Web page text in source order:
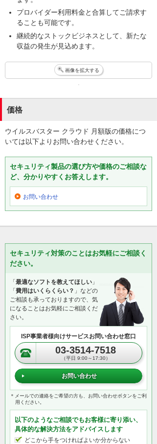
プロバイダー利用料金と合算してご請求す
ることも可能です。
継続的なストックビジネスとして、新たな
収益の発生が見込めます。
画像を拡大する
価格
ウイルスバスター クラウド 月額版の価格につ
いては以下よりお問い合わせください。
セキュリティ製品の選び方や価格のご相談な
ど、分かりやすくお答えします。
お問い合わせ
セキュリティ対策のことはお気軽にご相談く
ださい。
「 最適なソフトを教えてほしい 」
「 費用はいくらくらい？ 」などの
ご相談も承っておりますので、気
になることはお気軽にご相談くだ
さい。
ISP事業者様向けサービスお問い合わせ窓口
03-3514-7518
（平日 9:00～17:30）
お問い合わせ
＊メールでの連絡をご希望の方も、お問い合わせボタンをご利
用ください。
以下のようなご相談でもお客様に寄り添い、
具体的な解決方法をアドバイスします
どこから手をつければよいか分からない